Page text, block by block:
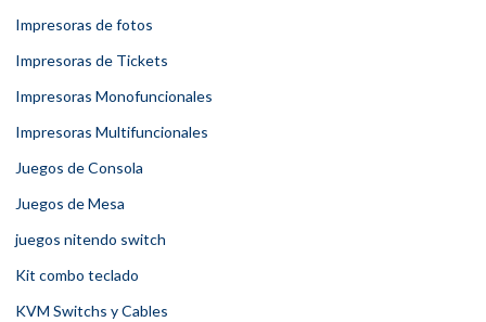
Impresoras de fotos
Impresoras de Tickets
Impresoras Monofuncionales
Impresoras Multifuncionales
Juegos de Consola
Juegos de Mesa
juegos nitendo switch
Kit combo teclado
KVM Switchs y Cables